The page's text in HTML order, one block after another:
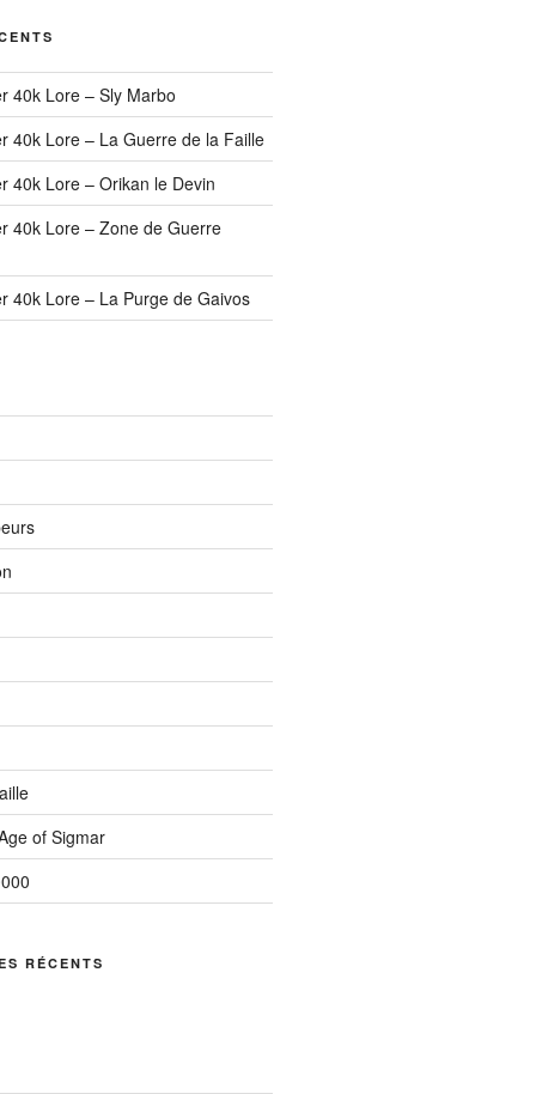
40k Lore – Sly Marbo
40k Lore – La Guerre de la Faille
40k Lore – Orikan le Devin
40k Lore – Zone de Guerre
40k Lore – La Purge de Gaivos
of Sigmar
RÉCENTS